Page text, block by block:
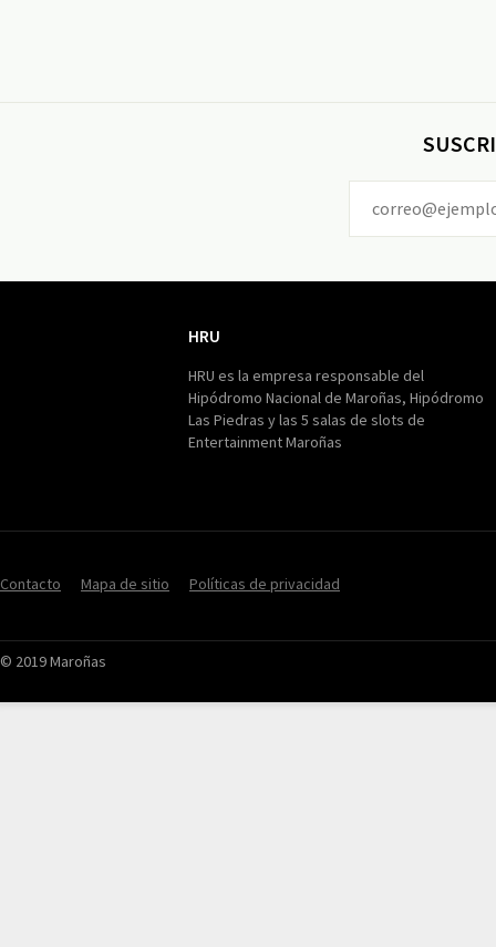
HRU
HRU es la empresa responsable del
Hipódromo Nacional de Maroñas, Hipódromo
Las Piedras y las 5 salas de slots de
Entertainment Maroñas
Contacto Mapa de sitio Políticas de privacidad
© 2019 Maroñas